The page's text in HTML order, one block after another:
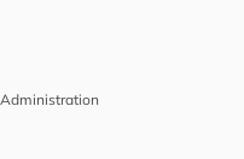
Administration